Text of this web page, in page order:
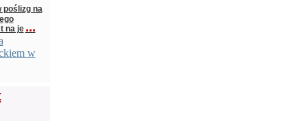
poślizg na
na je ...
w